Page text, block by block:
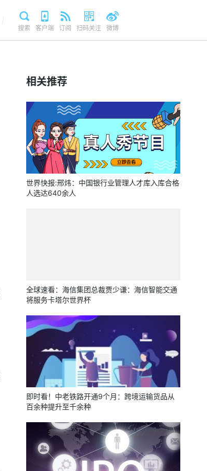
搜索 客户端 订阅 扫码关注 微博
相关推荐
世界快报:邢炜：中国银行业管理人才库入库合格
人选达640余人
全球速看：海信集团总裁贾少谦：海信智能交通
将服务卡塔尔世界杯
即时看！中老铁路开通9个月：跨境运输货品从
百余种提升至千余种